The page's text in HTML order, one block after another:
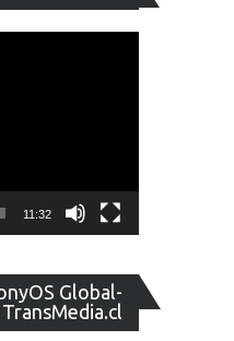
de
vídeo
11:32
Global-
TransMedia.cl
de
vídeo